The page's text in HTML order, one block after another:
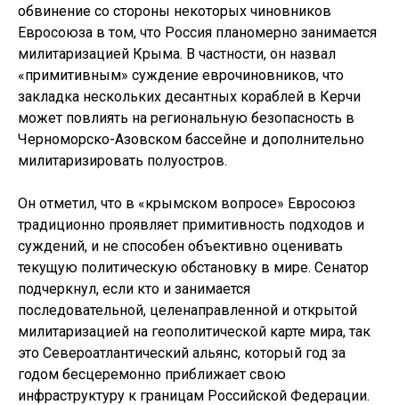
обвинение со стороны некоторых чиновников
Евросоюза в том, что Россия планомерно занимается
милитаризацией Крыма. В частности, он назвал
«примитивным» суждение еврочиновников, что
закладка нескольких десантных кораблей в Керчи
может повлиять на региональную безопасность в
Черноморско-Азовском бассейне и дополнительно
милитаризировать полуостров.
Он отметил, что в «крымском вопросе» Евросоюз
традиционно проявляет примитивность подходов и
суждений, и не способен объективно оценивать
текущую политическую обстановку в мире. Сенатор
подчеркнул, если кто и занимается
последовательной, целенаправленной и открытой
милитаризацией на геополитической карте мира, так
это Североатлантический альянс, который год за
годом бесцеремонно приближает свою
инфраструктуру к границам Российской Федерации.